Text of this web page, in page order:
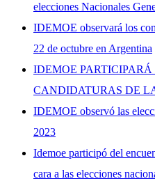
elecciones Nacionales
IDEMOE observará los
22 de octubre en Argentina
IDEMOE
CANDIDATURAS DE
IDEMOE observó las
2023
Idemoe participó del
cara a las elecciones